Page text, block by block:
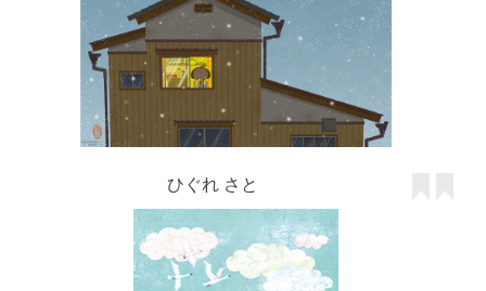
ひぐれ さと